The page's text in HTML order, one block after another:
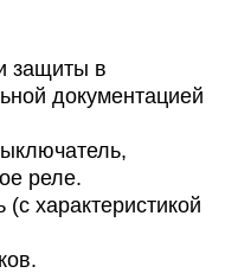
защиты в
документацией
реле.
характеристикой